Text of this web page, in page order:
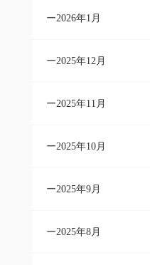
2026年1月
2025年12月
2025年11月
2025年10月
2025年9月
2025年8月